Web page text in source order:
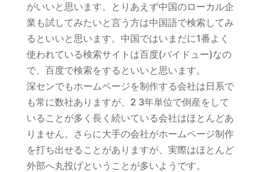
がいいと思います。とりあえず中国のローカル企
業も試してみたいと言う方は中国語で検索してみ
るといいと思います。中国ではいまだに1番よく
使われている検索サイトは百度(バイドュー)なの
で、百度で検索をするといいと思います。
深センでもホームページを制作する会社は日系で
も常に数社ありますが、2 3年単位で倒産をして
いることが多く長く続いている会社はほとんどあ
りません。さらに大手の会社がホームページ制作
を打ち出せることがありますが、実際はほとんど
外部へ丸投げということが多いようです。